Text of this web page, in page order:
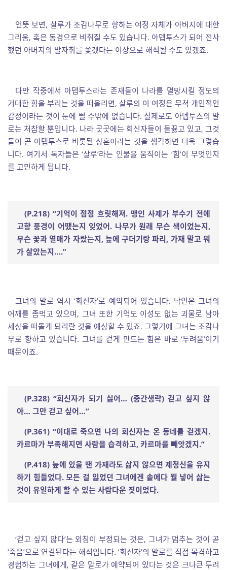
언뜻 보면, 살루가 조감나무로 향하는 여정 자체가 아버지에 대한
그리움, 혹은 동경으로 비춰질 수도 있습니다. 아뎁투스가 되어 전사
했던 아버지의 발자취를 쫓겠다는 이상으로 해석될 수도 있겠죠.
다만 작중에서 아뎁투스라는 존재들이 나라를 멸망시킬 정도의
거대한 힘을 부리는 것을 떠올리면, 살루의 이 여정은 무척 개인적인
감정이라는 것이 눈에 띌 수밖에 없습니다. 실제로도 아뎁투스의 말
로는 처참할 뿐입니다. 나라 곳곳에는 회신자들이 들끓고 있고, 그것
들이 곧 아뎁투스로 비롯된 상흔이라는 것을 생각하면 더욱 그렇습
니다. 여기서 독자들은 ‘살루’라는 인물을 움직이는 ‘힘’이 무엇인지
를 고민하게 됩니다.
(P.218) “기억이 점점 흐릿해져. 맹인 사제가 부수기 전에
고향 풍경이 어땠는지 잊었어. 나무가 원래 무슨 색이었는지,
무슨 꽃과 열매가 자랐는지, 늪에 구더기랑 파리, 가재 말고 뭐
가 살았는지….”
그녀의 말로 역시 ‘회신자’로 예약되어 있습니다. 낙인은 그녀의
어깨를 좀먹고 있으며, 그녀 또한 기억도 이성도 없는 괴물로 남아
세상을 떠돌게 되리란 것을 예상할 수 있죠. 그렇기에 그녀는 조감나
무로 향하고 있습니다. 그녀를 걷게 만드는 힘은 바로 ‘두려움’이기
때문이죠.
(P.328) “회신자가 되기 싫어… (중간생략) 걷고 싶지 않
아… 그만 걷고 싶어…”
(P.361) “이대로 죽으면 나의 회신자는 온 동네를 걷겠지.
카르마가 부족해지면 사람을 습격하고, 카르마를 빼앗겠지.”
(P.418) 늪에 있을 땐 가재라도 삶지 않으면 제정신을 유지
하기 힘들었다.모든 걸 잃었던 그녀에겐 솥에다 뭘 넣어 삶는
것이 유일하게 할 수 있는 사람다운 짓이었다.
‘걷고 싶지 않다’는 외침이 부정되는 것은, 그녀가 멈추는 것이 곧
‘죽음’으로 연결된다는 해석입니다. ‘회신자’의 말로를 직접 목격하고
경험하는 그녀에게, 같은 말로가 예약되어 있다는 것은 크나큰 두려